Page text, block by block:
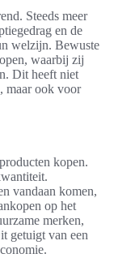
Steeds meer
en de
welzijn. Bewuste
waarbij zij
Dit heeft niet
maar ook voor
kopen.
vandaan komen,
op het
merken,
getuigt van een